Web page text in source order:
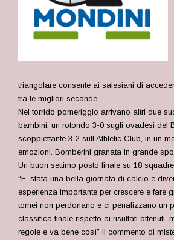
triangolare consente ai salesiani di
tra le migliori seconde.
Nel torrido pomeriggio arrivano altri due
bambini: un rotondo 3-0 sugli ovadesi del
scoppiettante 3-2 sull’Athletic Club, in un
emozioni. Bomberini granata in grande
Un buon settimo posto finale su 18
“E’ stata una bella giornata di calcio e
esperienza importante per crescere e fare
tornei non perdonano e ci penalizzano un
classifica finale rispetto ai risultati ottenuti,
regole e va bene così” il commento di